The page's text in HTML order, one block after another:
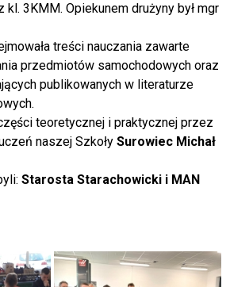
kl. 3KMM. Opiekunem drużyny był mgr
treści nauczania zawarte
przedmiotów samochodowych oraz
publikowanych w literaturze
teoretycznej i praktycznej przez
naszej Szkoły Surowiec Michał
Starosta Starachowicki i MAN